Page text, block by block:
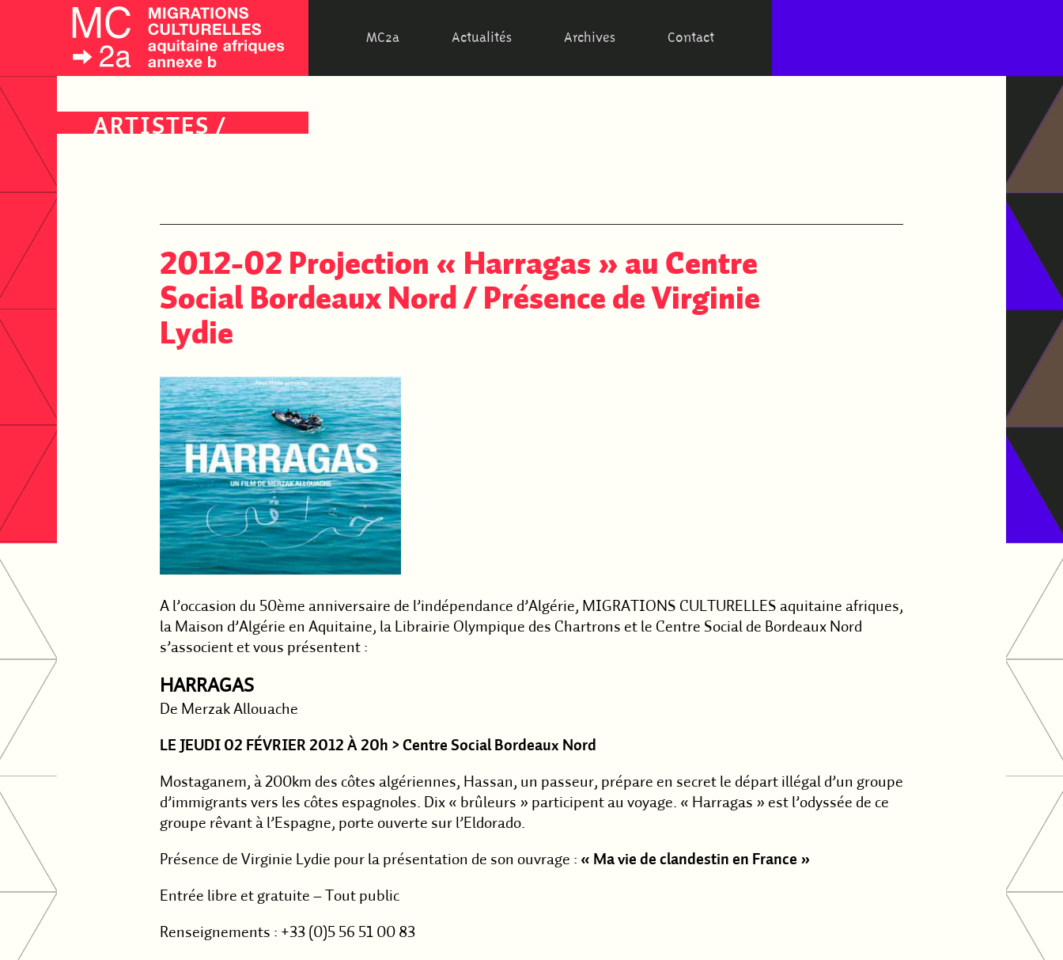
MC2a Actualités Archives Contact
ARTISTES/
2012-02 Projection « Harragas » au Centre
Social Bordeaux Nord / Présence de Virginie
Lydie
A l’occasion du 50ème anniversaire de l’indépendance d’Algérie, MIGRATIONS CULTURELLES aquitaine afriques,
la Maison d’Algérie en Aquitaine, la Librairie Olympique des Chartrons et le Centre Social de Bordeaux Nord
s’associent et vous présentent :
HARRAGAS
De Merzak Allouache
LE JEUDI 02 FÉVRIER 2012 À 20h > Centre Social Bordeaux Nord
Mostaganem, à 200km des côtes algériennes, Hassan, un passeur, prépare en secret le départ illégal d’un groupe
d’immigrants vers les côtes espagnoles. Dix « brûleurs » participent au voyage. « Harragas » est l’odyssée de ce
groupe rêvant à l’Espagne, porte ouverte sur l’Eldorado.
Présence de Virginie Lydie pour la présentation de son ouvrage : « Ma vie de clandestin en France »
Entrée libre et gratuite – Tout public
Renseignements : +33 (0)5 56 51 00 83